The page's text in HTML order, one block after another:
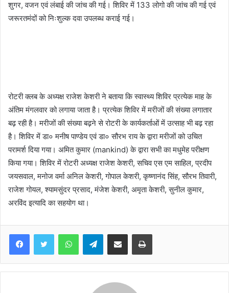
शुगर, वजन एवं लंबाई की जांच की गई। शिविर में 133 लोगो की जांच की गई एवं
जरूरतमंदों को निःशुल्क दवा उपलब्ध कराई गई।
रोटरी क्लब के अध्यक्ष राजेश केशरी ने बताया कि स्वास्थ्य शिविर प्रत्येक माह के
अंतिम मंगलवार को लगाया जाता है। प्रत्येक शिविर में मरीजों की संख्या लगातार
बढ़ रही है। मरीजों की संख्या बढ़ने से रोटरी के कार्यकर्ताओं में उत्साह भी बढ़ रहा
है। शिविर में डा० मनीष पाण्डेय एवं डा० सौरभ राय के द्वारा मरीजों को उचित
परामर्श दिया गया। अमित कुमार (mankind) के द्वारा सभी का मधुमेह परीक्षण
किया गया। शिविर में रोटरी अध्यक्ष राजेश केशरी, सचिव एस एम साहिल, प्रदीप
जयसवाल, मनोज वर्मा अनिल केशरी, गोपाल केशरी, कृष्णानंद सिंह, सौरभ तिवारी,
राजेश गोयल, श्यामसुंदर प्रसाद, मंजेश केशरी, अमृता केशरी, सुनील कुमार,
अरविंद इत्यादि का सहयोग था।
Telegram